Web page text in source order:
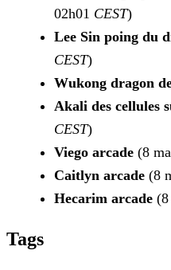
02h01 CEST)
Lee Sin poing du
CEST)
Wukong dragon
Akali des cellules
CEST)
Viego arcade (8
Caitlyn arcade (8
Hecarim arcade (8
Tags